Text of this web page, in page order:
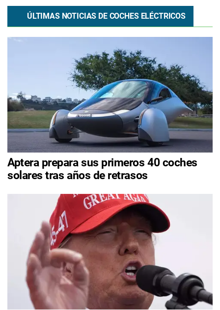
ÚLTIMAS NOTICIAS DE COCHES ELÉCTRICOS
Aptera prepara sus primeros 40 coches
solares tras años de retrasos